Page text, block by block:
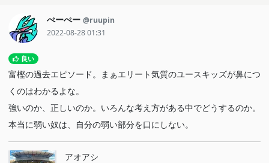
ぺーぺー @ruupin
2022-08-28 01:31
良い
富樫の過去エピソード。まぁエリート気質のユースキッズが鼻につ
くのはわかるよな。
強いのか、正しいのか。いろんな考え方がある中でどうするのか。
本当に弱い奴は、自分の弱い部分を口にしない。
アオアシ